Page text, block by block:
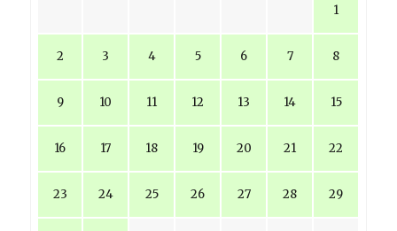
1
2 3 4 5 6 7 8
9 10 11 12 13 14 15
16 17 18 19 20 21 22
23 24 25 26 27 28 29